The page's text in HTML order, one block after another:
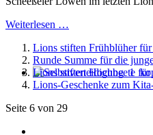
Weiterlesen …
Lions stiften Frühblüher
Runde Summe für die
Lions stiften Hochbeete
Lions-Geschenke zum
Seite 6 von 29